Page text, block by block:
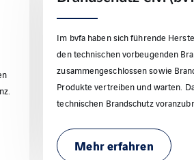
Im bvfa haben sich führende
den technischen vorbeugenden
zusammengeschlossen sowie
Produkte vertreiben und warten.
technischen Brandschutz
Mehr erfahren